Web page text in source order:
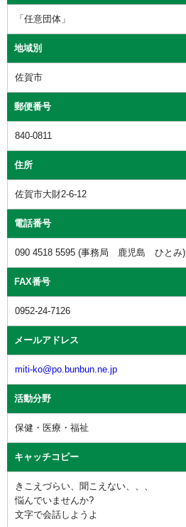
「任意団体」
地域別
佐賀市
郵便番号
840-0811
住所
佐賀市大財2-6-12
電話番号
090 4518 5595 (事務局 鹿児島 ひとみ)
FAX番号
0952-24-7126
メールアドレス
miti-ko@po.bunbun.ne.jp
活動分野
保健・医療・福祉
キャッチコピー
きこえづらい、聞こえない、、、
悩んでいませんか?
文字で会話しようよ